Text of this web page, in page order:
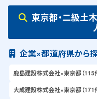
東京都・二級土
企業×都道府県から
鹿島建設株式会社×東京都（115
大成建設株式会社×東京都（171